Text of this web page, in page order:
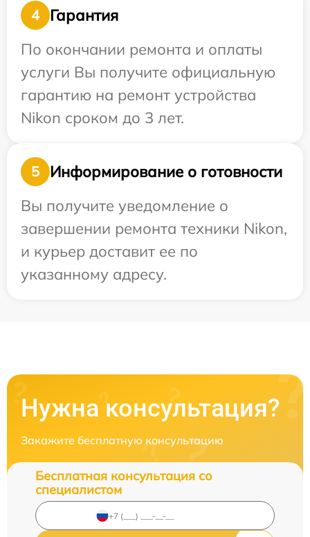
4
Гарантия
По окончании ремонта и оплаты
услуги Вы получите официальную
гарантию на ремонт устройства
Nikon сроком до 3 лет.
5
Информирование о готовности
Вы получите уведомление о
завершении ремонта техники Nikon,
и курьер доставит ее по
указанному адресу.
Нужна консультация?
Закажите бесплатную консультацию
Бесплатная консультация со
специалистом